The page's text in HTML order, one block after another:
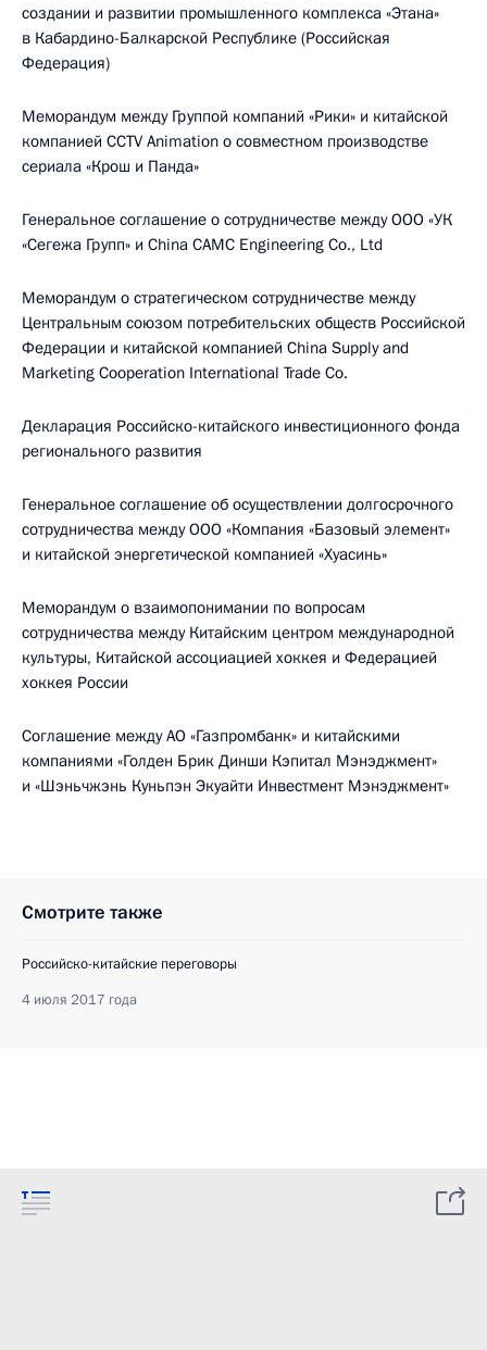
создании и развитии промышленного комплекса «Этана»
в Кабардино-Балкарской Республике (Российская
Федерация)
Меморандум между Группой компаний «Рики» и китайской
компанией CCTV Animation о совместном производстве
сериала «Крош и Панда»
Генеральное соглашение о сотрудничестве между ООО «УК
«Сегежа Групп» и China CAMC Engineering Co., Ltd
Меморандум о стратегическом сотрудничестве между
Центральным союзом потребительских обществ Российской
Федерации и китайской компанией China Supply and
Marketing Cooperation International Trade Co.
Декларация Российско-китайского инвестиционного фонда
регионального развития
Генеральное соглашение об осуществлении долгосрочного
сотрудничества между ООО «Компания «Базовый элемент»
и китайской энергетической компанией «Хуасинь»
Меморандум о взаимопонимании по вопросам
сотрудничества между Китайским центром международной
культуры, Китайской ассоциацией хоккея и Федерацией
хоккея России
Соглашение между АО «Газпромбанк» и китайскими
компаниями «Голден Брик Динши Кэпитал Мэнэджмент»
и «Шэньчжэнь Куньпэн Экуайти Инвестмент Мэнэджмент»
Смотрите также
Российско-китайские переговоры
4 июля 2017 года